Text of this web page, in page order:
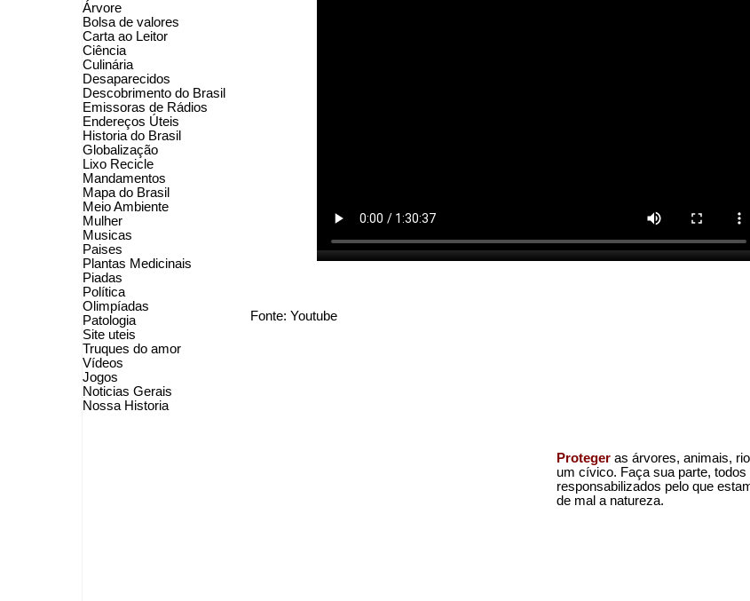
Árvore
Bolsa de valores
Carta ao Leitor
Ciência
Culinária
Desaparecidos
Descobrimento do Brasil
Emissoras de Rádios
Endereços Úteis
Historia do Brasil
Globalização
Lixo Recicle
Mandamentos
Mapa do Brasil
Meio Ambiente
Mulher
Musicas
Paises
Plantas Medicinais
Piadas
Política
Olimpíadas
Patologia
Site uteis
Truques do amor
Vídeos
Jogos
Noticias Gerais
Nossa Historia
Fonte: Youtube
Proteger as árvores, animais,
um cívico. Faça sua parte, todos
responsabilizados pelo que
de mal a natureza.